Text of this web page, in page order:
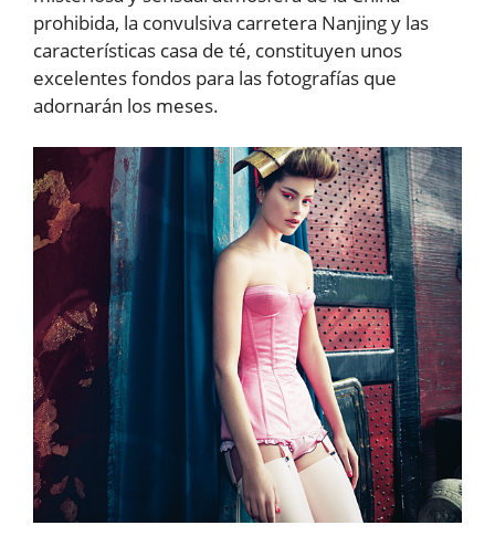
prohibida, la convulsiva carretera Nanjing y las
características casa de té, constituyen unos
excelentes fondos para las fotografías que
adornarán los meses.